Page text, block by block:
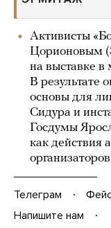
Активисты
Цорионовым
на выставке в
В результате
основы для
Сидура и
Госдумы
как действия
Телеграм
Напишите нам